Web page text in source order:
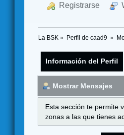
Registrarse
La BSK » Perfil de caad9 »
Información del Perfil
Mostrar Mensajes
Esta sección te permite
zonas a las que tienes